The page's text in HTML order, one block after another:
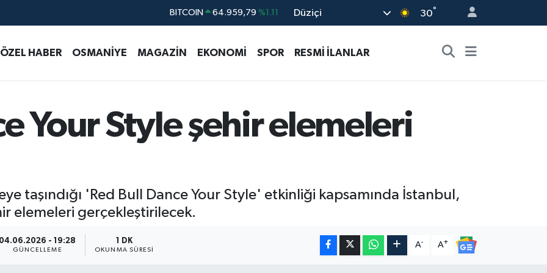
13.779
Düziçi 30°
ÖZEL HABER OSMANİYE MAGAZİN EKONOMİ SPOR RESMİ İLANLAR
Your Style şehir elemeleri
taşındığı 'Red Bull Dance Your Style' etkinliği kapsamında İstanbul,
elemeleri gerçekleştirilecek.
04.06.2026 - 19:28
GÜNCELLEME
1 DK
OKUNMA SÜRESI
A- A+